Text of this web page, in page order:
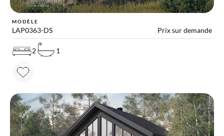
MODÈLE
LAP0363-DS Prix sur demande
2 1